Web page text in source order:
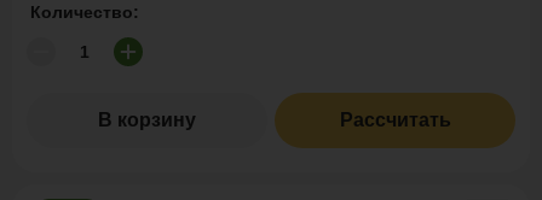
Количество:
В корзину Рассчитать